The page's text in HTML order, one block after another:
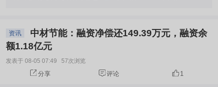
资讯
额1.18亿元
发表于 08-05 07:49 57次浏览
分享 评论 1